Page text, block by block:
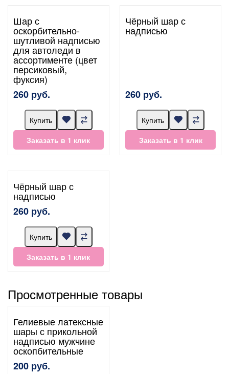
Шар с
оскорбительно-
шутливой надписью
для автоледи в
ассортименте (цвет
персиковый,
фуксия)
260 руб.
Купить
Заказать в 1 клик
Чёрный шар с
надписью
260 руб.
Купить
Заказать в 1 клик
Чёрный шар с
надписью
260 руб.
Купить
Заказать в 1 клик
Просмотренные товары
Гелиевые латексные
шары с прикольной
надписью мужчине
оскопбительные
200 руб.